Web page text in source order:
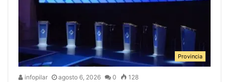
Provincia
infopilar agosto 6, 2026 0 128